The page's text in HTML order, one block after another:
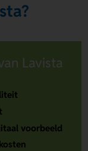
Lavista
voorbeeld